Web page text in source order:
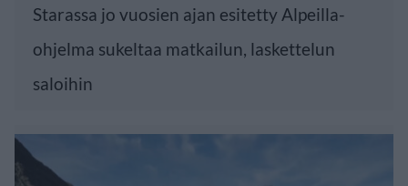
Starassa jo vuosien ajan esitetty Alpeilla-
ohjelma sukeltaa matkailun, laskettelun
saloihin